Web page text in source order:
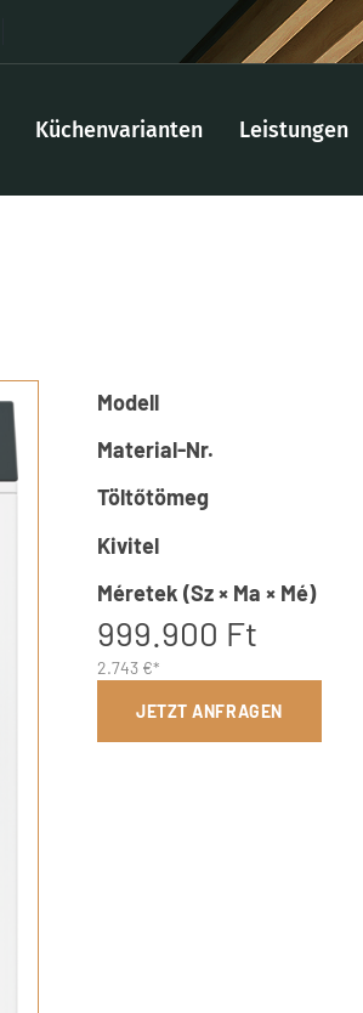
Küchenvarianten Leistungen
Modell
Material-Nr.
Töltőtömeg
Kivitel
Méretek (Sz × Ma × Mé)
999.900 Ft
2.743 €*
JETZT ANFRAGEN